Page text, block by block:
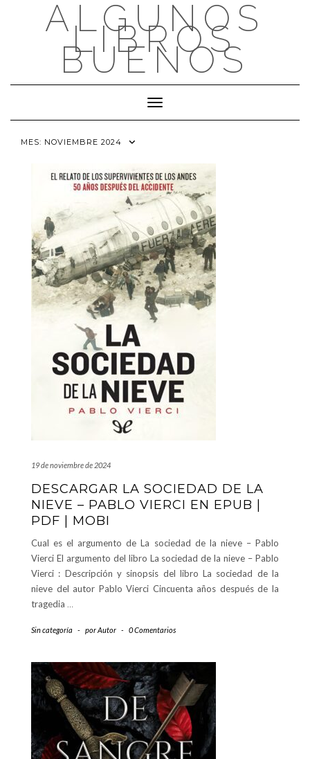
ALGUNOS
LIBROS
BUENOS
Cambiar modo de navegación
MES: NOVIEMBRE 2024
19 de noviembre de 2024
DESCARGAR LA SOCIEDAD DE LA
NIEVE – PABLO VIERCI EN EPUB |
PDF | MOBI
Cual es el argumento de La sociedad de la nieve – Pablo
Vierci El argumento del libro La sociedad de la nieve – Pablo
Vierci : Descripción y sinopsis del libro La sociedad de la
nieve del autor Pablo Vierci Cincuenta años después de la
tragedia …
Sin categoría - porAutor - 0 Comentarios